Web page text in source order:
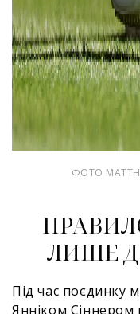
ФОТО
ЛИШЕ
Під час поєдинку
Янніком Сіннером